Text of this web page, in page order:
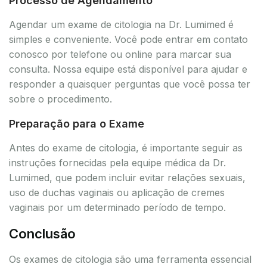
Agendar um exame de citologia na Dr. Lumimed é
simples e conveniente. Você pode entrar em contato
conosco por telefone ou online para marcar sua
consulta. Nossa equipe está disponível para ajudar e
responder a quaisquer perguntas que você possa ter
sobre o procedimento.
Preparação para o Exame
Antes do exame de citologia, é importante seguir as
instruções fornecidas pela equipe médica da Dr.
Lumimed, que podem incluir evitar relações sexuais,
uso de duchas vaginais ou aplicação de cremes
vaginais por um determinado período de tempo.
Conclusão
Os exames de citologia são uma ferramenta essencial